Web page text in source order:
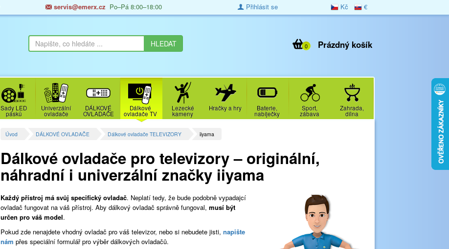
servis@emerx.cz Po–Pá 8:00–18:00 Kč €
Přihlásit se
Prázdný košík
0
Sady LED
pásků
Univerzální
ovladače
DÁLKOVÉ
OVLADAČE
Dálkové
ovladače TV
Lezecké
kameny
Hračky a hry Baterie,
nabíječky
Sport,
zábava
Zahrada,
dílna
Úvod DÁLKOVÉ OVLADAČE Dálkové ovladače TELEVIZORY iiyama
Dálkové ovladače pro televizory – originální,
náhradní i univerzální značky iiyama
Každý přístroj má svůj specifický ovladač. Neplatí tedy, že bude podobně vypadajcí
ovladač fungovat na váš přístroj. Aby dálkový ovladač správně fungoval, musí být
určen pro váš model.
Pokud zde nenajdete vhodný ovladač pro váš televizor, nebo si nebudete jisti, napište
nám přes speciální formulář pro výběr dálkových ovladačů.